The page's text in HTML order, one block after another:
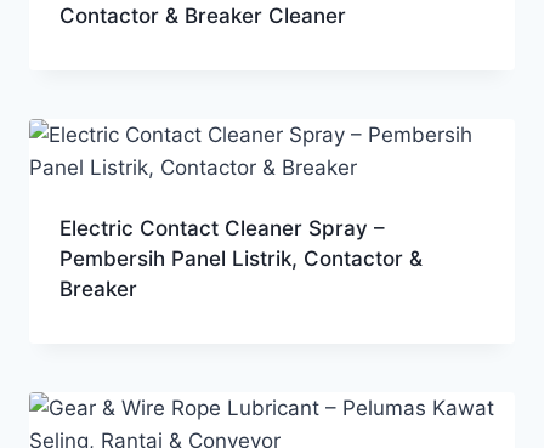
Contactor & Breaker Cleaner
Electric Contact Cleaner Spray –
Pembersih Panel Listrik, Contactor &
Breaker